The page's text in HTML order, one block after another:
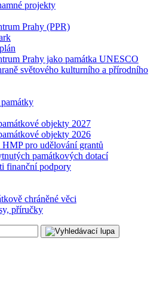
projekty
Prahy (PPR)
Prahy jako památka UNESCO
světového kulturního a přírodního
objekty 2027
objekty 2026
pro udělování grantů
památkových dotací
finanční podpory
chráněné věci
příručky